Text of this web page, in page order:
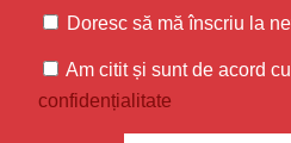
Doresc să mă înscriu la
Am citit și sunt de acord cu
confidențialitate